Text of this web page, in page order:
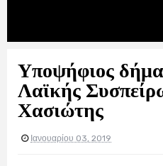
Υποψήφιος
Λαϊκής
Χασιώτης
Ιανουαρίου 03, 2019